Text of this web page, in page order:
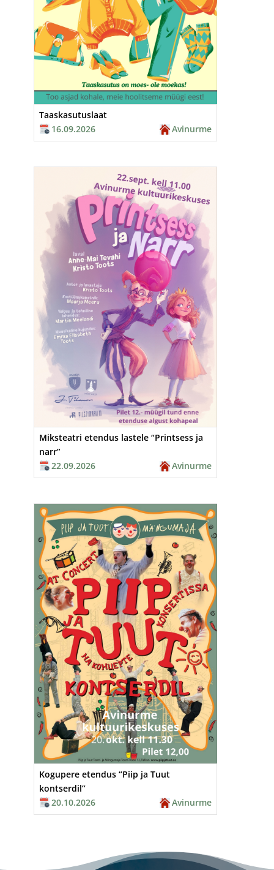
Taaskasutuslaat
16.09.2026
Avinurme
Miksteatri etendus lastele “Printsess ja
narr”
22.09.2026
Avinurme
Kogupere etendus “Piip ja Tuut
kontserdil”
20.10.2026
Avinurme